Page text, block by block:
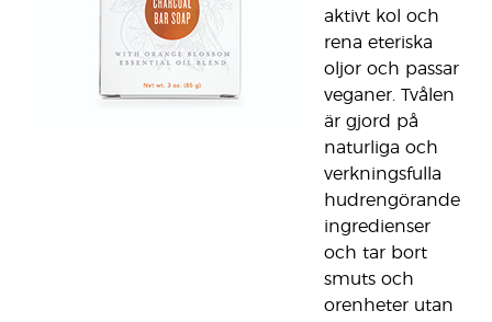
aktivt kol och
rena eteriska
oljor och passar
veganer. Tvålen
är gjord på
naturliga och
verkningsfulla
hudrengörande
ingredienser
och tar bort
smuts och
orenheter utan